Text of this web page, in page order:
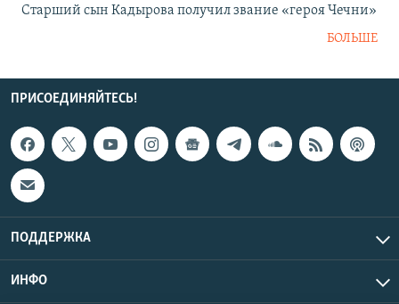
Старший сын Кадырова получил звание «героя Чечни»
БОЛЬШЕ
ПРИСОЕДИНЯЙТЕСЬ!
ПОДДЕРЖКА
ИНФО